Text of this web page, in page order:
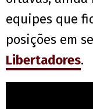
equipes que
posições em
Libertadores.